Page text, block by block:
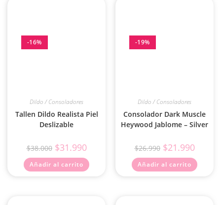
-16%
Dildo / Consoladores
Tallen Dildo Realista Piel
Deslizable
$38.000 $31.990
Añadir al carrito
-19%
Dildo / Consoladores
Consolador Dark Muscle
Heywood Jablome – Silver
$26.990 $21.990
Añadir al carrito